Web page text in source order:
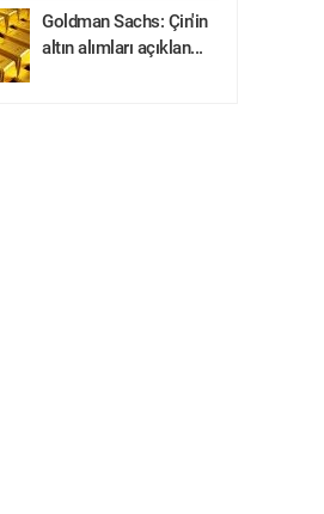
Goldman Sachs: Çin'in
altın alımları açıklan...